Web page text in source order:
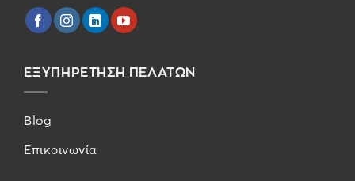
ΕΞΥΠΗΡΕΤΗΣΗ ΠΕΛΑΤΩΝ
Blog
Επικοινωνία